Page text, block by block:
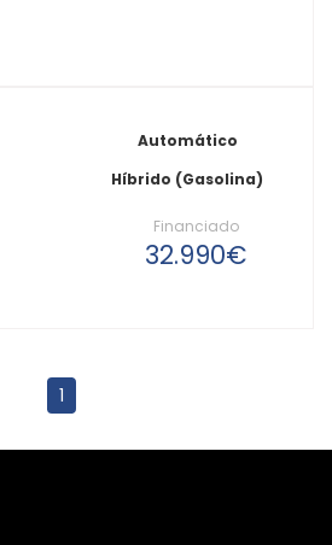
Automático
Híbrido (Gasolina)
Financiado
32.990€
1